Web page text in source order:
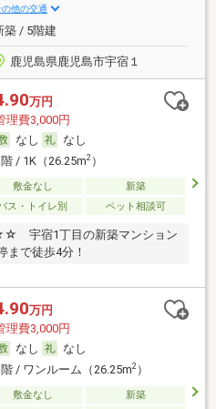
の他の交通
築 / 5階建
鹿児島県鹿児島市宇宿１
万円
理費3,000円
なし
なし
/ 1K（26.25m2）
敷金なし
新築
ス・トイレ別 ペット相談可
宇宿1丁目の新築マンション
で徒歩4分！
万円
理費3,000円
なし
なし
/ ワンルーム（26.25m2）
敷金なし
新築